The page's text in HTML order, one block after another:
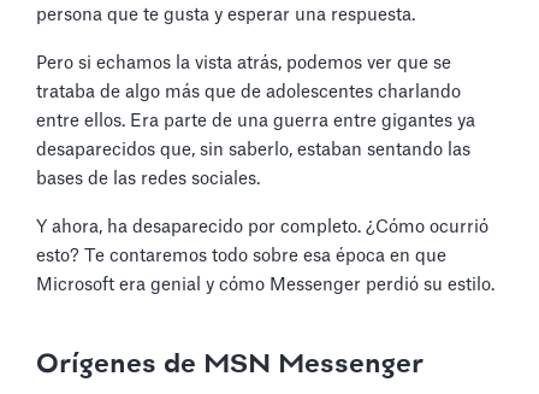
persona que te gusta y esperar una respuesta.
Pero si echamos la vista atrás, podemos ver que se
trataba de algo más que de adolescentes charlando
entre ellos. Era parte de una guerra entre gigantes ya
desaparecidos que, sin saberlo, estaban sentando las
bases de las redes sociales.
Y ahora, ha desaparecido por completo. ¿Cómo ocurrió
esto? Te contaremos todo sobre esa época en que
Microsoft era genial y cómo Messenger perdió su estilo.
Orígenes de MSN Messenger